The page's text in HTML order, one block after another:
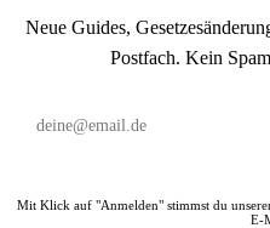
Neue Guides,
Postfach. Kein
Mit Klick auf "Anmelden" stimmst du
E-